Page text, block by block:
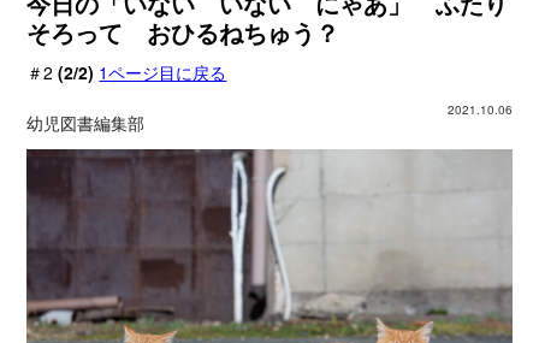
そろって おひるねちゅう？
＃2(2/2) 1ページ目に戻る
2021.10.06
幼児図書編集部